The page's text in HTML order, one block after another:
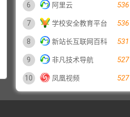
6 阿里云 536
7 学校安全教育平台 536
8 新站长互联网百科 531
9 非凡技术导航 527
10 凤凰视频 527